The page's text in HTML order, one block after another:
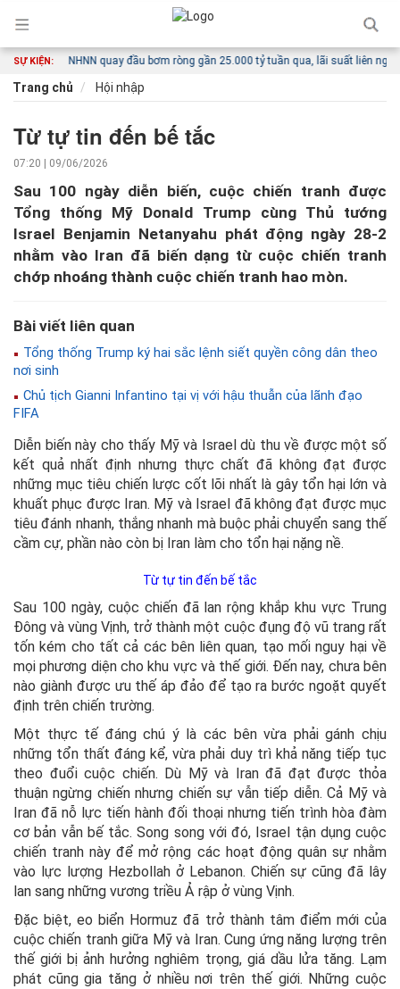
SỰ KIỆN:
nét NHNN quay đầu bơm ròng gần 25.000 tỷ tuần qua, lãi suất liên ngân
Trang chủ Hội nhập
Từ tự tin đến bế tắc
07:20 | 09/06/2026
Sau 100 ngày diễn biến, cuộc chiến tranh được
Tổng thống Mỹ Donald Trump cùng Thủ tướng
Israel Benjamin Netanyahu phát động ngày 28-2
nhằm vào Iran đã biến dạng từ cuộc chiến tranh
chớp nhoáng thành cuộc chiến tranh hao mòn.
Bài viết liên quan
Tổng thống Trump ký hai sắc lệnh siết quyền công dân theo
nơi sinh
Chủ tịch Gianni Infantino tại vị với hậu thuẫn của lãnh đạo
FIFA
Diễn biến này cho thấy Mỹ và Israel dù thu về được một số
kết quả nhất định nhưng thực chất đã không đạt được
những mục tiêu chiến lược cốt lõi nhất là gây tổn hại lớn và
khuất phục được Iran. Mỹ và Israel đã không đạt được mục
tiêu đánh nhanh, thắng nhanh mà buộc phải chuyển sang thế
cầm cự, phần nào còn bị Iran làm cho tổn hại nặng nề.
Từ tự tin đến bế tắc
Sau 100 ngày, cuộc chiến đã lan rộng khắp khu vực Trung
Đông và vùng Vịnh, trở thành một cuộc đụng độ vũ trang rất
tốn kém cho tất cả các bên liên quan, tạo mối nguy hại về
mọi phương diện cho khu vực và thế giới. Đến nay, chưa bên
nào giành được ưu thế áp đảo để tạo ra bước ngoặt quyết
định trên chiến trường.
Một thực tế đáng chú ý là các bên vừa phải gánh chịu
những tổn thất đáng kể, vừa phải duy trì khả năng tiếp tục
theo đuổi cuộc chiến. Dù Mỹ và Iran đã đạt được thỏa
thuận ngừng chiến nhưng chiến sự vẫn tiếp diễn. Cả Mỹ và
Iran đã nỗ lực tiến hành đối thoại nhưng tiến trình hòa đàm
cơ bản vẫn bế tắc. Song song với đó, Israel tận dụng cuộc
chiến tranh này để mở rộng các hoạt động quân sự nhằm
vào lực lượng Hezbollah ở Lebanon. Chiến sự cũng đã lây
lan sang những vương triều Ả rập ở vùng Vịnh.
Đặc biệt, eo biển Hormuz đã trở thành tâm điểm mới của
cuộc chiến tranh giữa Mỹ và Iran. Cung ứng năng lượng trên
thế giới bị ảnh hưởng nghiêm trọng, giá dầu lửa tăng. Lạm
phát cũng gia tăng ở nhiều nơi trên thế giới. Những cuộc